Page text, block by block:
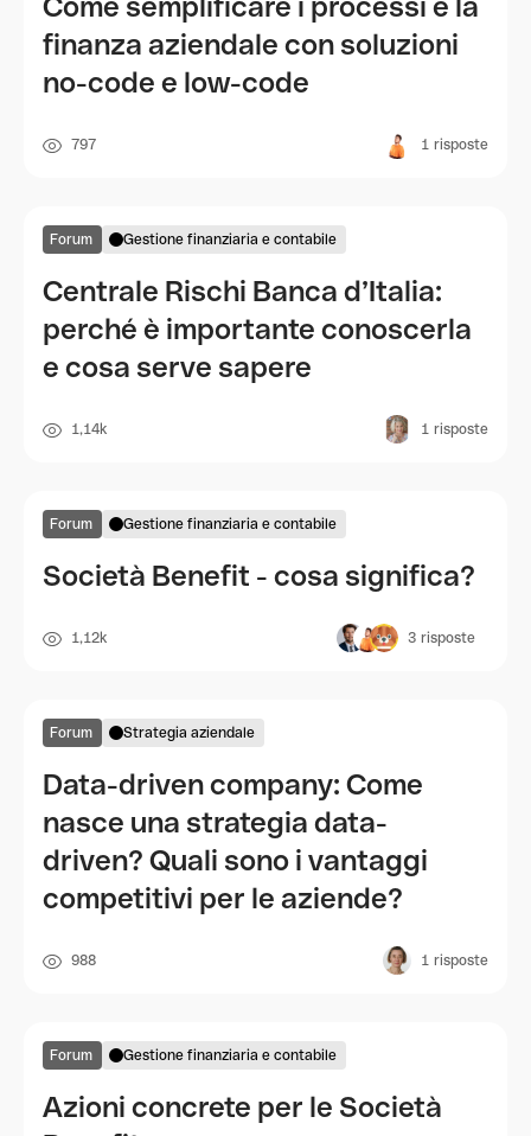
Come semplificare i processi e la
finanza aziendale con soluzioni
no-code e low-code
797 1 risposte
Forum Gestione finanziaria e contabile
Centrale Rischi Banca d’Italia:
perché è importante conoscerla
e cosa serve sapere
1,14k 1 risposte
Forum Gestione finanziaria e contabile
Società Benefit - cosa significa?
1,12k 3 risposte
Forum Strategia aziendale
Data-driven company: Come
nasce una strategia data-
driven? Quali sono i vantaggi
competitivi per le aziende?
988 1 risposte
Forum Gestione finanziaria e contabile
Azioni concrete per le Società